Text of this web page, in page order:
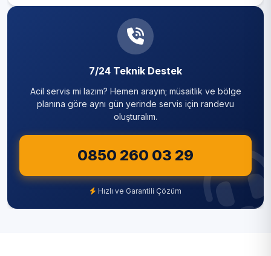
7/24 Teknik Destek
Acil servis mi lazım? Hemen arayın; müsaitlik ve bölge
planına göre aynı gün yerinde servis için randevu
oluşturalım.
0850 260 03 29
Hızlı ve Garantili Çözüm